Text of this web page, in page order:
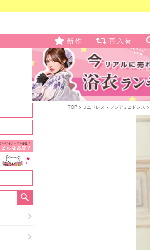
新作 再入荷
TOP ミニドレス フレアミニドレス